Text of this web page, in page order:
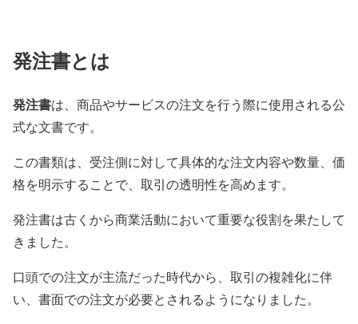
発注書とは
発注書は、商品やサービスの注文を行う際に使用される公
式な文書です。
この書類は、受注側に対して具体的な注文内容や数量、価
格を明示することで、取引の透明性を高めます。
発注書は古くから商業活動において重要な役割を果たして
きました。
口頭での注文が主流だった時代から、取引の複雑化に伴
い、書面での注文が必要とされるようになりました。